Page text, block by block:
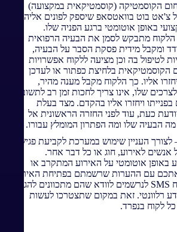
הקוסמטיקה (קוסמטיקאית במקצועה)
צ'אט בוט בוואטסאפ שיספק לפונים אליה
באופן אוטומטי ברגע הפניה שלו.
הלקוח מתבקש לסמן את הבעיה הרפואית
ומקבל מידית פסקת הסבר על הבעיה,
לטיפול בה וכן מציעה ללקוח אפשרויות
הקוסמטיקאית בלחיצת כפתור או לעדכן
אליו. כך הלקוח מקבל מענה מהיר,
שלו, אינו צריך לחכות זמן רב לתשובה
בפנייתו ויחזרו אליו בהקדם. מצד בעלת
כעת, עוד לפני החזרה הראשונית אל
הבעיה שלו ומה הפתרון המומלץ עבורו.
העניין שימוש במערכת לקביעת פגישה
לאירוע, חוג או כל דבר אחר.
באופן אוטומטי על האירוע המתקרב או
עם ההערות שרשמתם בפתיחת האירוע
ואף תוכל לשלוח SMS לנרשמים לוודא שהם מתכוונים להגיע
רלוונטי. זאת במקום שתצטרכו לעשות
כל לקוח בנפרד.